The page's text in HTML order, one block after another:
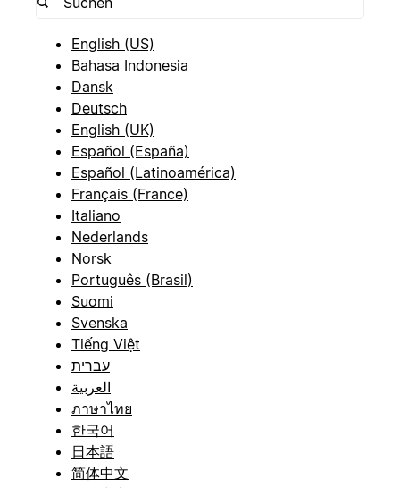
English (US)
Bahasa Indonesia
Dansk
Deutsch
English (UK)
Español (España)
Español (Latinoamérica)
Français (France)
Italiano
Nederlands
Norsk
Português (Brasil)
Suomi
Svenska
Tiếng Việt
עברית
العربية
ภาษาไทย
한국어
日本語
简体中文